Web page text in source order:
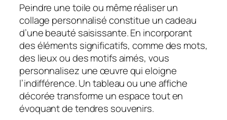
Peindre une toile ou même réaliser un
collage personnalisé constitue un cadeau
d’une beauté saisissante. En incorporant
des éléments significatifs, comme des mots,
des lieux ou des motifs aimés, vous
personnalisez une œuvre qui eloigne
l’indifférence. Un tableau ou une affiche
décorée transforme un espace tout en
évoquant de tendres souvenirs.